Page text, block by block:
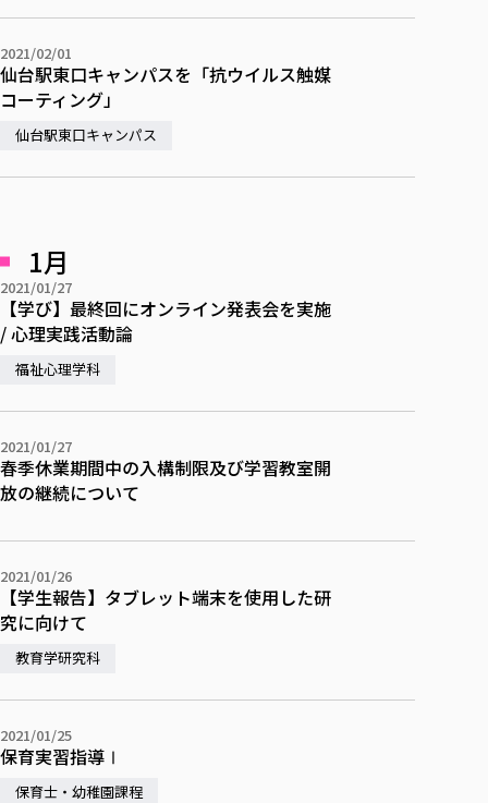
寄附の受け入れ
関連法人
教職員募集
本学のシラバスについて
一般事業主行動計画
公的資金等の不正使用の防止に関する基本方針
研究活動における不正行為の防止等に関する対応
お役立ち情報（リンク集）
放射線モニタリング測定結果（国見キャンパス）
ガバナンス・コード
中期事業計画
事業計画／財務・事業報告
大学評価
IR情報
教職課程における情報の公表
学部・学科等設置計画履行状況報告書
情報公開規程
教育学科
保健看護学科
リハビリテーション学科
医療経営管理学科
産業福祉マネジメント学科
仏教専修科
大学院
総合福祉学研究科 社会福祉学専攻 修士課程
総合福祉学研究科 社会福祉学専攻 博士課程
総合福祉学研究科 福祉心理学専攻 修士課程
教育学研究科 教育学専攻 修士課程
通信教育部
通信教育部
通信制大学院 総合福祉学研究科 社会福祉学専攻 修士課程
カリキュラム（学部・大学院）
学びの特徴
学びの特徴
初年次教育（リエゾンゼミⅠ）
実学臨床教育（総合福祉学部のみ履修可能）
教育実践活動（教育学科学生のみ受講可能）
禅のこころ
学びのサポート
学びのサポート
学費（学部学科）
学生生活サポート
学生自主活動支援
進学相談会
オープンキャンパス
東北福祉大学のキャリアサポート
採用ご担当者様へ
採用ご担当者様へ
求人の受付について
単独学内説明会のご案内
資格取得報奨制度について
東北福祉大学求人・インターンシップ検索サイト（キャリタス
卒業生の方
卒業生の方
卒業後のキャリア支援体制
在学生による訪問、情報提供へのご協力のお願い
よくあるご質問
東北福祉大学のDNA
文化会・文化系サークル紹介
交換留学生 Exchange students
Prospective Students
学生支援センター国際交流の活動
ニュース一覧
社会連携・研究
東北福祉大学の研究活動
東北福祉大学の研究紹介
共同研究等をご検討の皆様へ
東北福祉大学の紀要・リポジトリ
研究紀要
教職研究
東北福祉大学教育・教職センター特別支援教育研究年報一覧
芹沢銈介美術工芸館年報
東北福祉大学機関リポジトリ
東北福祉大学オープンアクセス方針
産学・産学官連携
産学・産学官連携
「高齢者のフレイル予防及びデジタルデバイド解消に向けた産
社会貢献・地域連携活動
社会貢献・地域連携活動
社会貢献・地域連携活動報告書
各種社会貢献活動の窓口
被災地の子ども支援活動
生涯学習・社会人講座
自治体・団体等との主な協定
自治体・団体等との主な協定
研究所について
研究者のご紹介
生涯教育・キャリア教育
生涯教育・キャリア教育TOP
生涯学習・社会人講座
月例TFU実学臨床研究セミナー
特別支援教育研究室
TFU教育フォーラム
学内ポータルシステム
Universal Passport
保護者向け
2021/02/01
仙台駅東口キャンパスを「抗ウイルス触媒
コーティング」
仙台駅東口キャンパス
1月
2021/01/27
【学び】最終回にオンライン発表会を実施
/ 心理実践活動論
福祉心理学科
2021/01/27
春季休業期間中の入構制限及び学習教室開
放の継続について
2021/01/26
【学生報告】タブレット端末を使用した研
究に向けて
教育学研究科
2021/01/25
保育実習指導Ⅰ
保育士・幼稚園課程